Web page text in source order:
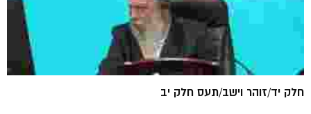
חלק יד/זוהר וישב/תעס חלק יב